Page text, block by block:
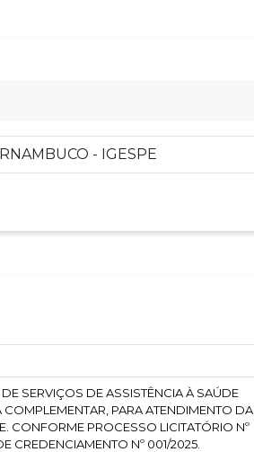
- IGESPE
SERVIÇOS DE ASSISTÊNCIA À SAÚDE
PARA ATENDIMENTO DA
CONFORME PROCESSO LICITATÓRIO Nº
CREDENCIAMENTO Nº 001/2025.